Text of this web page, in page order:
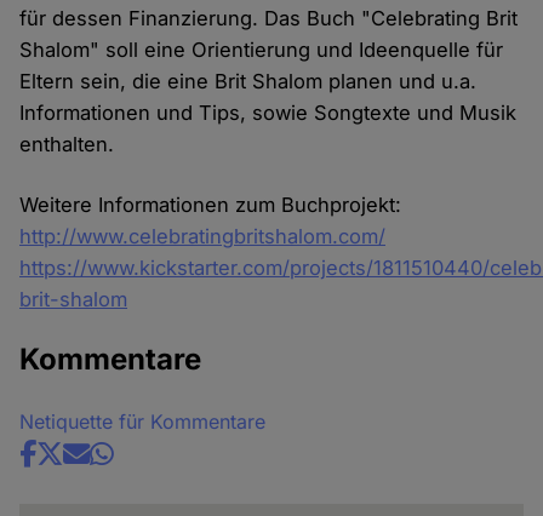
für dessen Finanzierung. Das Buch "Celebrating Brit
Shalom" soll eine Orientierung und Ideenquelle für
Eltern sein, die eine Brit Shalom planen und u.a.
Informationen und Tips, sowie Songtexte und Musik
enthalten.
Weitere Informationen zum Buchprojekt:
http://www.celebratingbritshalom.com/
https://www.kickstarter.com/projects/1811510440/
brit-shalom
Kommentare
Netiquette für Kommentare
Share